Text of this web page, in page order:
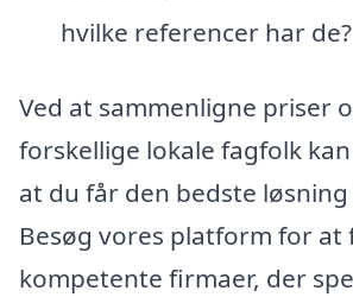
hvilke referencer har de?
Ved at sammenligne priser
forskellige lokale fagfolk
at du får den bedste
Besøg vores platform for at
kompetente firmaer, der